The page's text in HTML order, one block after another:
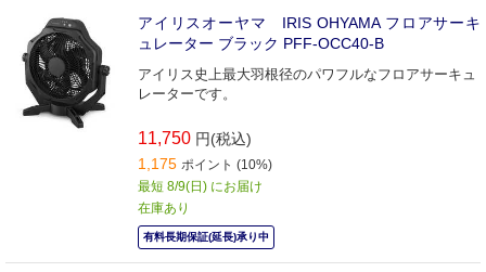
アイリスオーヤマ IRIS OHYAMA フロアサーキ
ュレーター ブラック PFF-OCC40-B
アイリス史上最大羽根径のパワフルなフロアサーキュ
レーターです。
11,750 円(税込)
1,175 ポイント (10%)
最短 8/9(日) にお届け
在庫あり
有料長期保証(延長)承り中